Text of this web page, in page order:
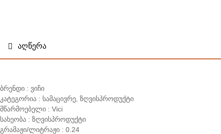
ᲐᲦᲬᲔᲠᲐ
ბრენდი : ვიჩი
კატეგორია : სამაცივრე, ზღვისპროდუქტი
მწარმოებელი : Vici
სახეობა : ზღვისპროდუქტი
გრამაჟი/ლიტრაჟი : 0.24